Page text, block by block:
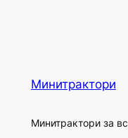
Минитрактори
Минитрактори за